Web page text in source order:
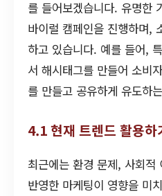
를 들어보겠습니다. 유명한
바이럴 캠페인을 진행하며,
하고 있습니다. 예를 들어,
서 해시태그를 만들어 소비
를 만들고 공유하게 유도하
4.1 현재 트렌드 활용하
최근에는 환경 문제, 사회적
반영한 마케팅이 영향을 미